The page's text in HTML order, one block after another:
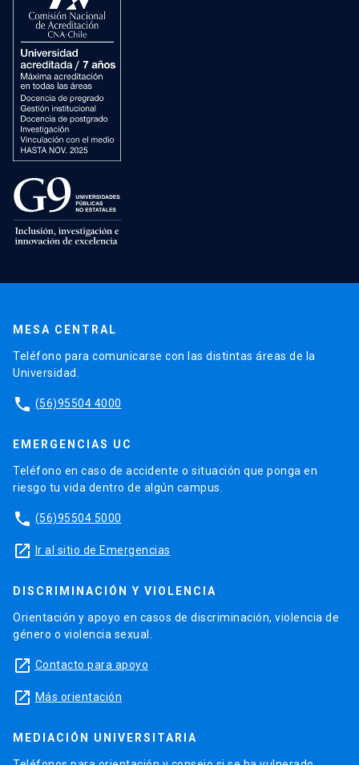
MESA CENTRAL
Teléfono para comunicarse con las distintas áreas de la
Universidad.
phone (56)95504 4000
EMERGENCIAS UC
Teléfono en caso de accidente o situación que ponga en
riesgo tu vida dentro de algún campus.
phone (56)95504 5000
launch Ir al sitio de Emergencias
DISCRIMINACIÓN Y VIOLENCIA
Orientación y apoyo en casos de discriminación, violencia de
género o violencia sexual.
launch Contacto para apoyo
launch Más orientación
MEDIACIÓN UNIVERSITARIA